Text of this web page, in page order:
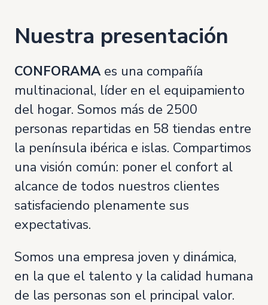
Nuestra presentación
CONFORAMA es una compañía
multinacional, líder en el equipamiento
del hogar. Somos más de 2500
personas repartidas en 58 tiendas entre
la península ibérica e islas. Compartimos
una visión común: poner el confort al
alcance de todos nuestros clientes
satisfaciendo plenamente sus
expectativas.
Somos una empresa joven y dinámica,
en la que el talento y la calidad humana
de las personas son el principal valor.